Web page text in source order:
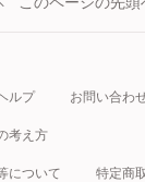
ルプ お問い合わ
考え方
について 特定商